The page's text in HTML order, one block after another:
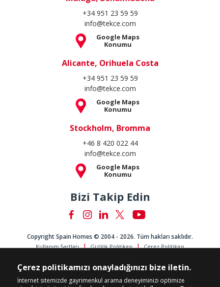
+34 951 23 59 59
info@tekce.com
Google Maps
Konumu
Alicante, Orihuela Costa
+34 951 23 59 59
info@tekce.com
Google Maps
Konumu
Stockholm, Bromma
+46 8 420 022 44
info@tekce.com
Google Maps
Konumu
Bizi Takip Edin
Copyright Spain Homes © 2004 - 2026. Tüm hakları saklıdır.
Kullanım Şartları Gizlilik Politikası Çerez Politikası
Çerez politikamızı onayladığınızı bize iletin.
İnternet sitemizde gayrimenkul arama deneyiminizi optimize